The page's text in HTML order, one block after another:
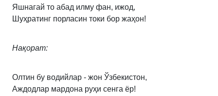
Яшнагай то абад илму фан, ижод,
Шуҳратинг порласин токи бор жаҳон!
Нақорат:
Олтин бу водийлар - жон Ўзбекистон,
Аждодлар мардона руҳи сенга ёр!